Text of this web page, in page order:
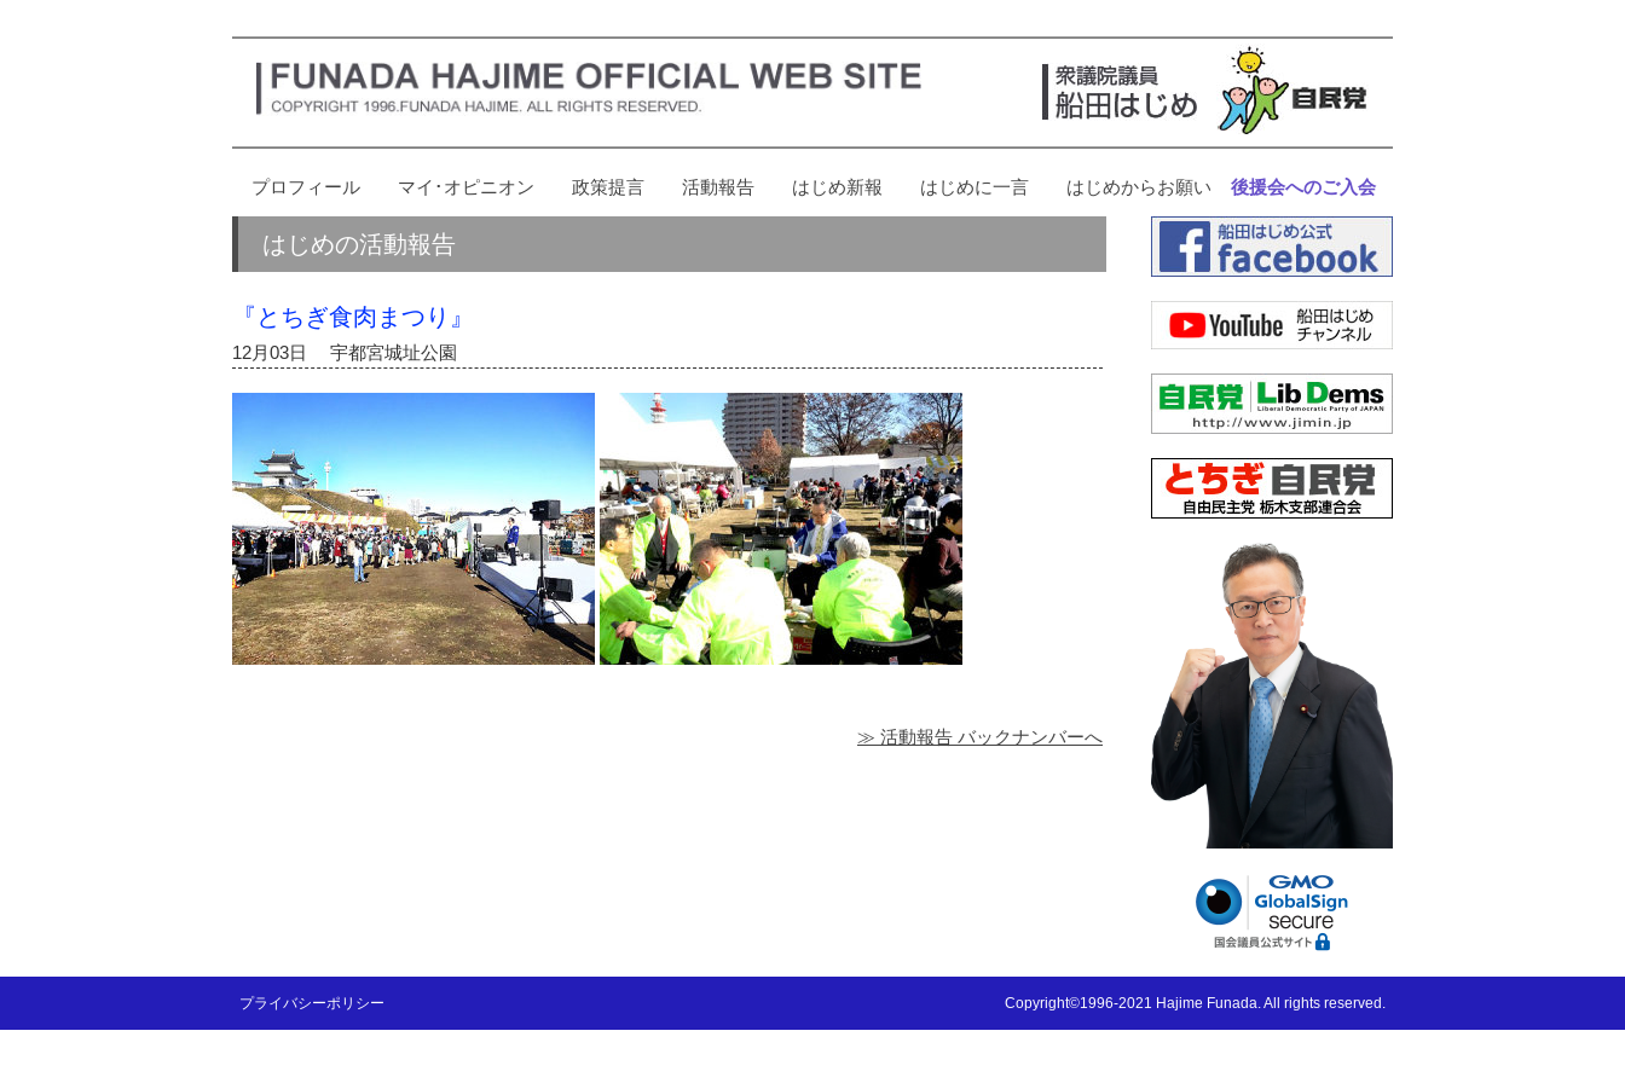
プロフィール マイ･オピニオン 政策提言 活動報告 はじめ新報 はじめに一言 はじめからお願い 後援会へのご入会
はじめの活動報告
『とちぎ食肉まつり』
12月03日 宇都宮城址公園
≫ 活動報告 バックナンバーへ
プライバシーポリシー Copyright©1996-2021 Hajime Funada. All rights reserved.